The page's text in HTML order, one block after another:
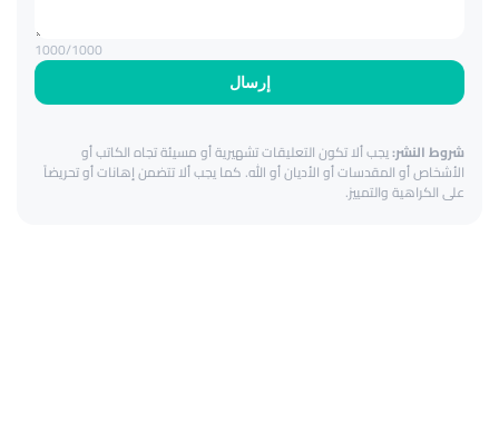
إرسال
1000/1000
شروط النشر:يجب ألا تكون التعليقات تشهيرية أو مسيئة تجاه الكاتب أو
الأشخاص أو المقدسات أو الأديان أو الله. كما يجب ألا تتضمن إهانات أو تحريضاً
على الكراهية والتمييز.